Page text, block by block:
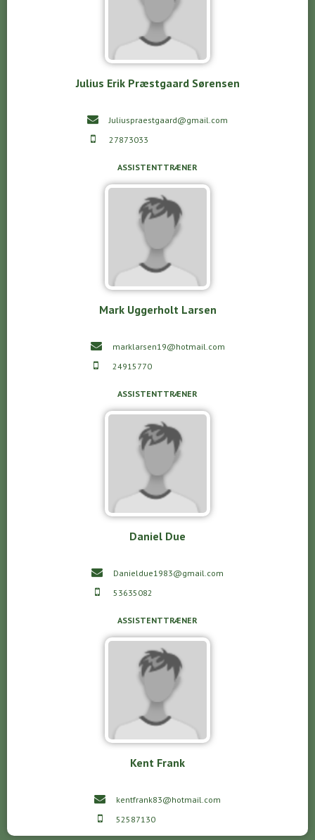
Julius Erik Præstgaard Sørensen
Juliuspraestgaard@gmail.com
27873033
ASSISTENTTRÆNER
Mark Uggerholt Larsen
marklarsen19@hotmail.com
24915770
ASSISTENTTRÆNER
Daniel Due
Danieldue1983@gmail.com
53635082
ASSISTENTTRÆNER
Kent Frank
kentfrank83@hotmail.com
52587130